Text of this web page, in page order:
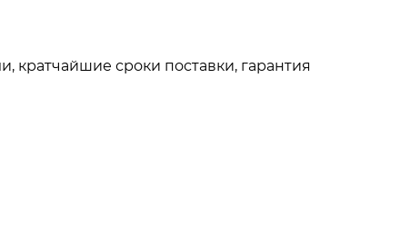
сроки поставки, гарантия